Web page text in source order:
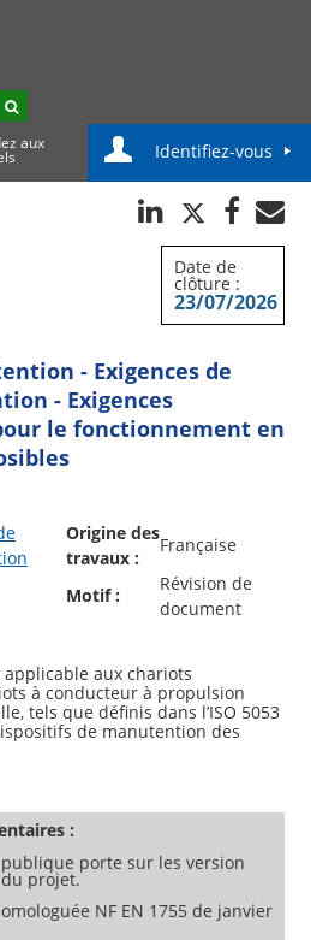
aux Identifiez-vous
Date de
clôture :
23/07/2026
- Exigences de
- Exigences
le fonctionnement en
Origine des
travaux :
Française
Motif :
Révision de
document
aux chariots
à conducteur à propulsion
tels que définis dans l’ISO 5053
de manutention des
atmosphères explosibles.
par l’utilisateur qui
de charge ou sur les bras de
comme faisant partie
les exigences techniques
à la prévention de l’inflammation
de gaz, vapeurs, brouillards ou
dus aux chariots de manutention
:
porte sur les version
projet.
NF EN 1755 de janvier